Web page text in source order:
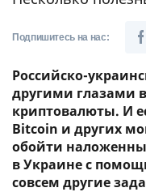
Подпишитесь на нас:
Российско-
другими глазами
криптовалюты. И
Bitcoin и других
обойти
в Украине с
совсем другие